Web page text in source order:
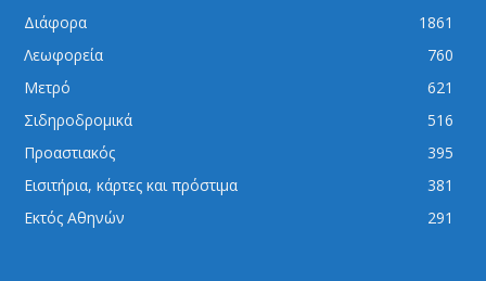
Διάφορα
1861
Λεωφορεία
760
Μετρό
621
Σιδηροδρομικά
516
Προαστιακός
395
Εισιτήρια, κάρτες και πρόστιμα
381
Εκτός Αθηνών
291